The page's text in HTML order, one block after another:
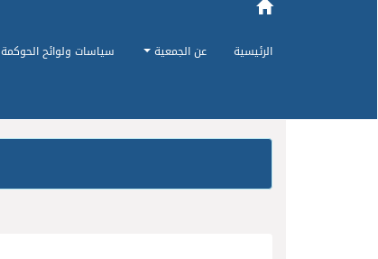
الرئيسية عن الجمعية سياسات ولوائح الحوكمة